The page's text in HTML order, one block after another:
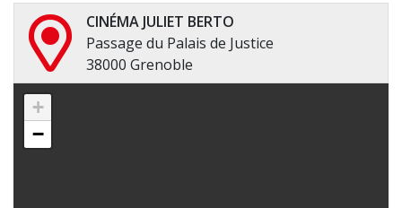
CINÉMA JULIET BERTO
Passage du Palais de Justice
38000 Grenoble
+
−